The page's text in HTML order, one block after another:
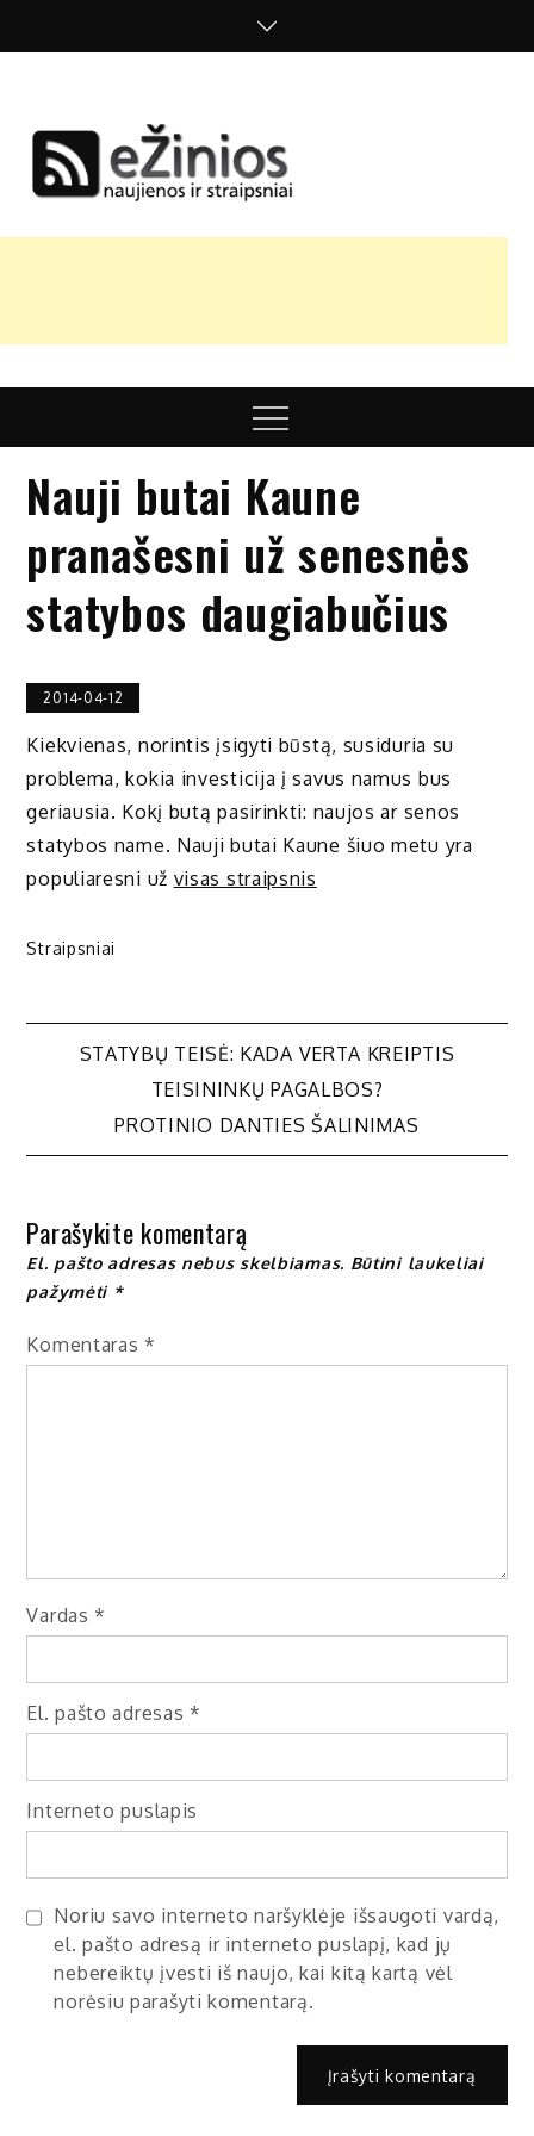
nuomonės
Menu
Nauji butai Kaune
pranašesni už senesnės
statybos daugiabučius
2014-04-12
Kiekvienas, norintis įsigyti būstą, susiduria su
problema, kokia investicija į savus namus bus
geriausia. Kokį butą pasirinkti: naujos ar senos
statybos name. Nauji butai Kaune šiuo metu yra
populiaresni už visas straipsnis
Straipsniai
Navigacija
STATYBŲ TEISĖ: KADA VERTA KREIPTIS
TEISININKŲ PAGALBOS?
PROTINIO DANTIES ŠALINIMAS
Parašykite komentarą
El. pašto adresas nebus skelbiamas. Būtini laukeliai
pažymėti *
Komentaras *
Vardas *
El. pašto adresas *
Interneto puslapis
Noriu savo interneto naršyklėje išsaugoti vardą,
el. pašto adresą ir interneto puslapį, kad jų
nebereiktų įvesti iš naujo, kai kitą kartą vėl
norėsiu parašyti komentarą.